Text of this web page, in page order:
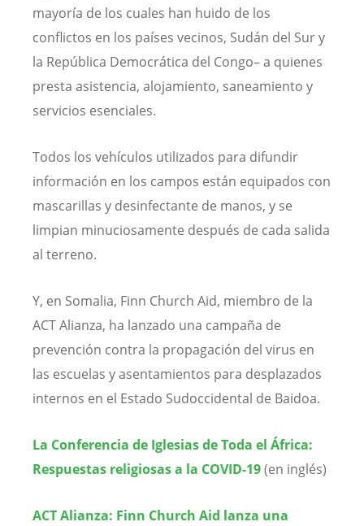
mayoría de los cuales han huido de los
conflictos en los países vecinos, Sudán del Sur y
la República Democrática del Congo– a quienes
presta asistencia, alojamiento, saneamiento y
servicios esenciales.
Todos los vehículos utilizados para difundir
información en los campos están equipados con
mascarillas y desinfectante de manos, y se
limpian minuciosamente después de cada salida
al terreno.
Y, en Somalia, Finn Church Aid, miembro de la
ACT Alianza, ha lanzado una campaña de
prevención contra la propagación del virus en
las escuelas y asentamientos para desplazados
internos en el Estado Sudoccidental de Baidoa.
La Conferencia de Iglesias de Toda el África:
Respuestas religiosas a la COVID-19(en inglés)
ACT Alianza: Finn Church Aid lanza una